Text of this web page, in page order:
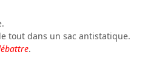
tout dans un sac antistatique.
.